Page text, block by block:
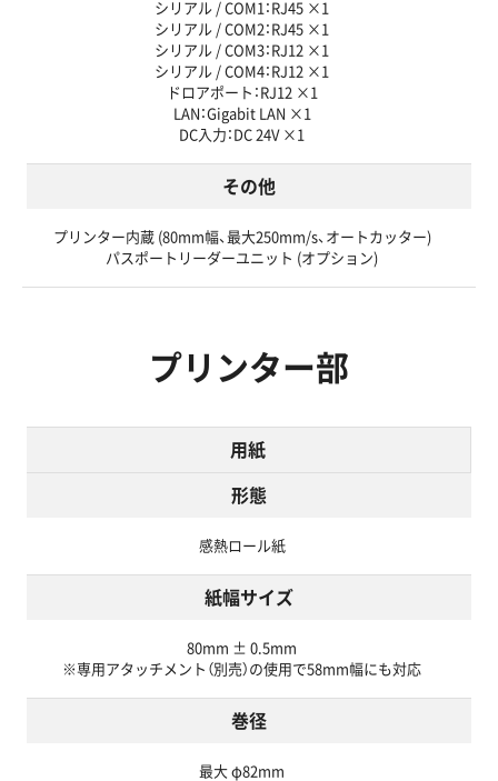
シリアル / COM1：RJ45 ×1
シリアル / COM2：RJ45 ×1
シリアル / COM3：RJ12 ×1
シリアル / COM4：RJ12 ×1
ドロアポート：RJ12 ×1
LAN：Gigabit LAN ×1
DC入力：DC 24V ×1
その他
プリンター内蔵 (80mm幅、最大250mm/s、オートカッター)
パスポートリーダーユニット (オプション)
プリンター部
用紙
形態
感熱ロール紙
紙幅サイズ
80mm ± 0.5mm
※専用アタッチメント（別売）の使用で58mm幅にも対応
巻径
最大 φ82mm